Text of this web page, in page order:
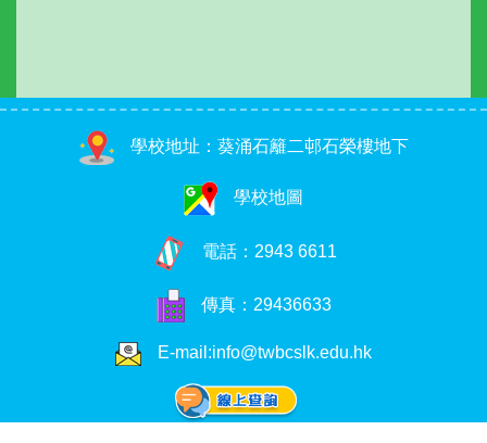
學校地址：葵涌石籬二邨石榮樓地下
學校地圖
電話： 2943 6611
傳真：29436633
E-mail:info@twbcslk.edu.hk